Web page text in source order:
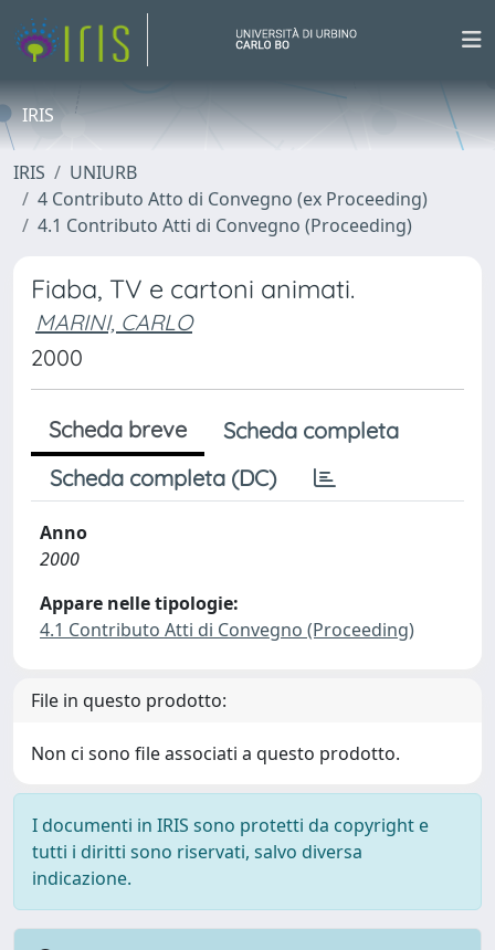
IRIS
IRIS
UNIURB
4 Contributo Atto di Convegno (ex Proceeding)
4.1 Contributo Atti di Convegno (Proceeding)
Fiaba, TV e cartoni animati.
MARINI, CARLO
2000
Scheda breve
Scheda completa
Scheda completa (DC)
Anno
2000
Appare nelle tipologie:
4.1 Contributo Atti di Convegno (Proceeding)
File in questo prodotto:
Non ci sono file associati a questo prodotto.
I documenti in IRIS sono protetti da copyright e
tutti i diritti sono riservati, salvo diversa
indicazione.